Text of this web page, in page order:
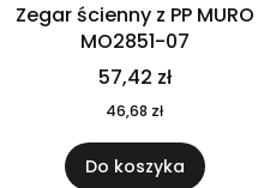
Zegar ścienny z PP MURO
MO2851-07
57,42 zł
46,68 zł
Do koszyka